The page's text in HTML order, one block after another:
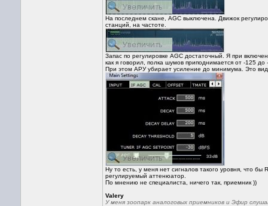
На последнем скане, AGC выключена. Движок
станций, на частоте.
Запас по регулировке AGC достаточный. Я при
как я говорил, полка шумов приподнимается от -125 до
При этом АРУ убирает усиление до минимума. Это
Ну то есть, у меня нет сигналов такого уровня, что
регулируемый аттенюатор.
По мнению не специалиста, ничего так, приемник ))
Valery
У меня зоопарк аналоговых приемников и Эфир